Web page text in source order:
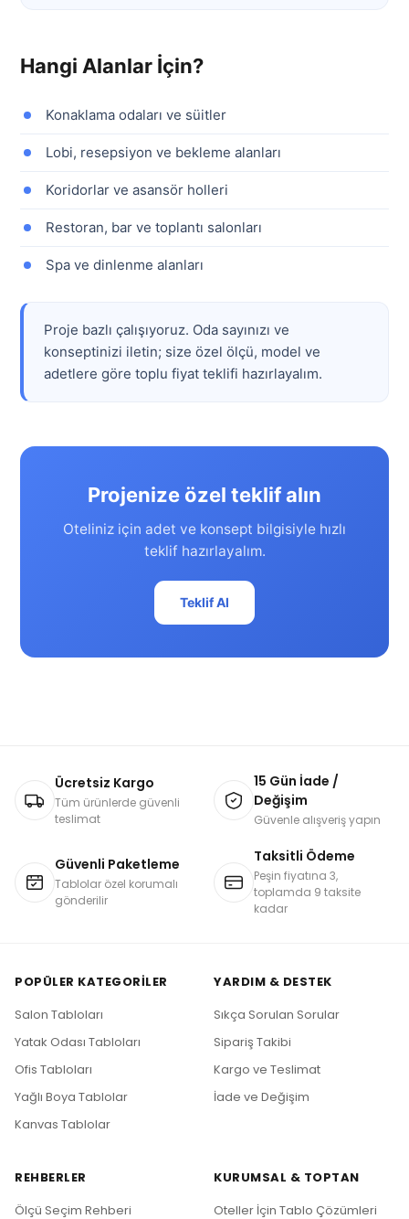
Hangi Alanlar İçin?
Konaklama odaları ve süitler
Lobi, resepsiyon ve bekleme alanları
Koridorlar ve asansör holleri
Restoran, bar ve toplantı salonları
Spa ve dinlenme alanları
Proje bazlı çalışıyoruz. Oda sayınızı ve
konseptinizi iletin; size özel ölçü, model ve
adetlere göre toplu fiyat teklifi hazırlayalım.
Projenize özel teklif alın
Oteliniz için adet ve konsept bilgisiyle hızlı
teklif hazırlayalım.
Teklif Al
Ücretsiz Kargo
Tüm ürünlerde güvenli
teslimat
15 Gün İade /
Değişim
Güvenle alışveriş yapın
Güvenli Paketleme
Tablolar özel korumalı
gönderilir
Taksitli Ödeme
Peşin fiyatına 3,
toplamda 9 taksite
kadar
POPÜLER KATEGORILER
Salon Tabloları
Yatak Odası Tabloları
Ofis Tabloları
Yağlı Boya Tablolar
Kanvas Tablolar
YARDIM & DESTEK
Sıkça Sorulan Sorular
Sipariş Takibi
Kargo ve Teslimat
İade ve Değişim
REHBERLER
Ölçü Seçim Rehberi
KURUMSAL & TOPTAN
Oteller İçin Tablo Çözümleri